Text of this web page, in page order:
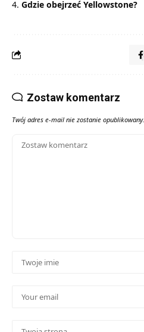
Gdzie obejrzeć Yellowstone?
Zostaw komentarz
Twój adres e-mail nie zostanie opublikowany.